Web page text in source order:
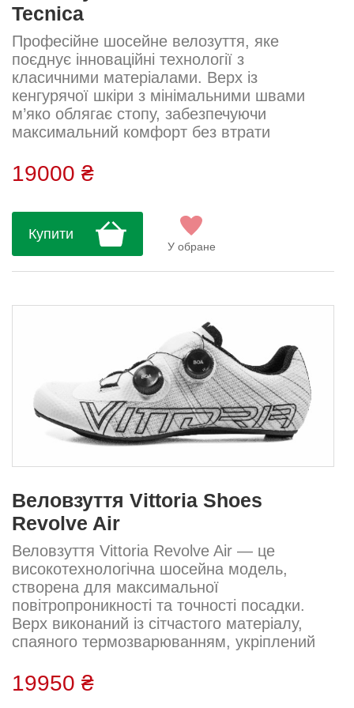
Tecnica
Професійне шосейне велозуття, яке
поєднує інноваційні технології з
класичними матеріалами. Верх із
кенгурячої шкіри з мінімальними швами
м’яко облягає стопу, забезпечуючи
максимальний комфорт без втрати
BOA® IP1 рівномірно розподіляє тиск,
створюючи ідеальну посадку без точок
UD Air забезпечує ефективну передачу
зусиль на педалі. Спеціальна антиволога
сітка підвищує довговічність. У комплекті —
анатомічна устілка Performan...
19000 ₴
Купити
У обране
Веловзуття Vittoria Shoes
Revolve Air
Веловзуття Vittoria Revolve Air — це
високотехнологічна шосейна модель,
створена для максимальної
повітропроникності та точності посадки.
Верх виконаний із сітчастого матеріалу,
спаяного термозварюванням, укріплений
циферблати Li2 BOA забезпечують
ідеальну фіксацію навіть в умовах дощу.
19950 ₴